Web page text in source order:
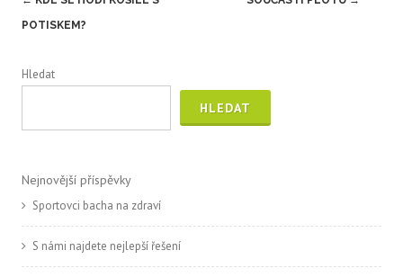
navigation
POTISKEM?
Hledat
HLEDAT
Nejnovější příspěvky
Sportovci bacha na zdraví
S námi najdete nejlepší řešení